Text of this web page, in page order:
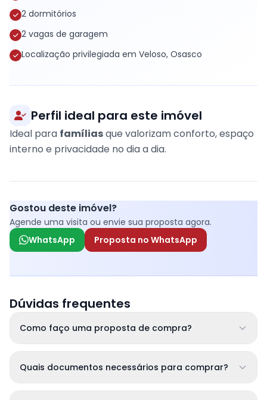
2 dormitórios
2 vagas de garagem
Localização privilegiada em Veloso, Osasco
Perfil ideal para este imóvel
Ideal para famíliasque valorizam conforto, espaço
interno e privacidade no dia a dia.
Gostou deste imóvel?
Agende uma visita ou envie sua proposta agora.
WhatsApp
Proposta no WhatsApp
Dúvidas frequentes
Como faço uma proposta de compra?
Quais documentos necessários para comprar?